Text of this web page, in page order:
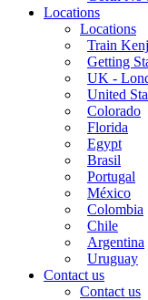
Locations
Locations
Train
Getting
UK -
United
Colorado
Florida
Egypt
Brasil
Portugal
México
Colombia
Chile
Argentina
Uruguay
Contact us
Contact us